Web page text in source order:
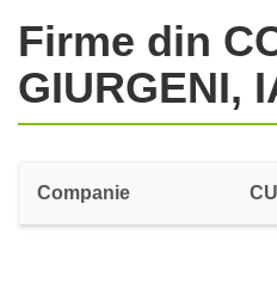
Firme din
GIURGENI,
Companie CUI